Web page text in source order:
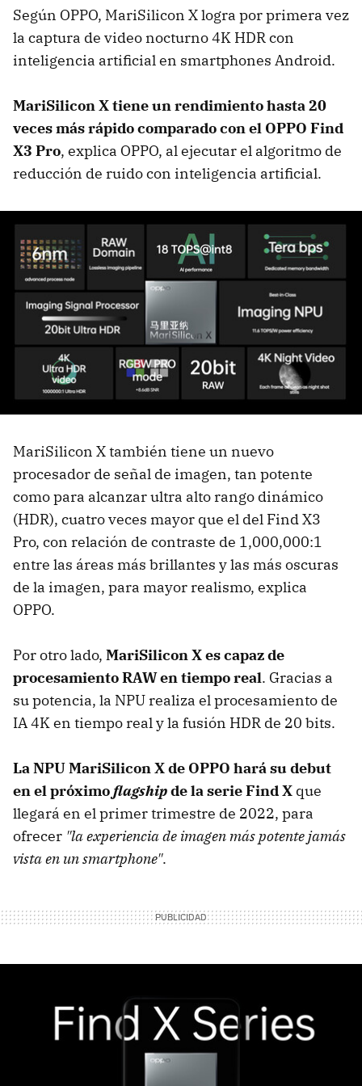
Según OPPO, MariSilicon X logra por primera vez
la captura de video nocturno 4K HDR con
inteligencia artificial en smartphones Android.
MariSilicon X tiene un rendimiento hasta 20
veces más rápido comparado con el OPPO Find
X3 Pro, explica OPPO, al ejecutar el algoritmo de
reducción de ruido con inteligencia artificial.
MariSilicon X también tiene un nuevo
procesador de señal de imagen, tan potente
como para alcanzar ultra alto rango dinámico
(HDR), cuatro veces mayor que el del Find X3
Pro, con relación de contraste de 1,000,000:1
entre las áreas más brillantes y las más oscuras
de la imagen, para mayor realismo, explica
OPPO.
Por otro lado, MariSilicon X es capaz de
procesamiento RAW en tiempo real. Gracias a
su potencia, la NPU realiza el procesamiento de
IA 4K en tiempo real y la fusión HDR de 20 bits.
La NPU MariSilicon X de OPPO hará su debut
en el próximoflagshipde la serie Find X que
llegará en el primer trimestre de 2022, para
ofrecer "la experiencia de imagen más potente jamás
vista en un smartphone".